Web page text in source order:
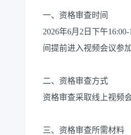
一、资格审查时间
2026年6月2日下午
间提前进入视频会议参
二、资格审查方式
资格审查采取线上视频
三、资格审查所需材料